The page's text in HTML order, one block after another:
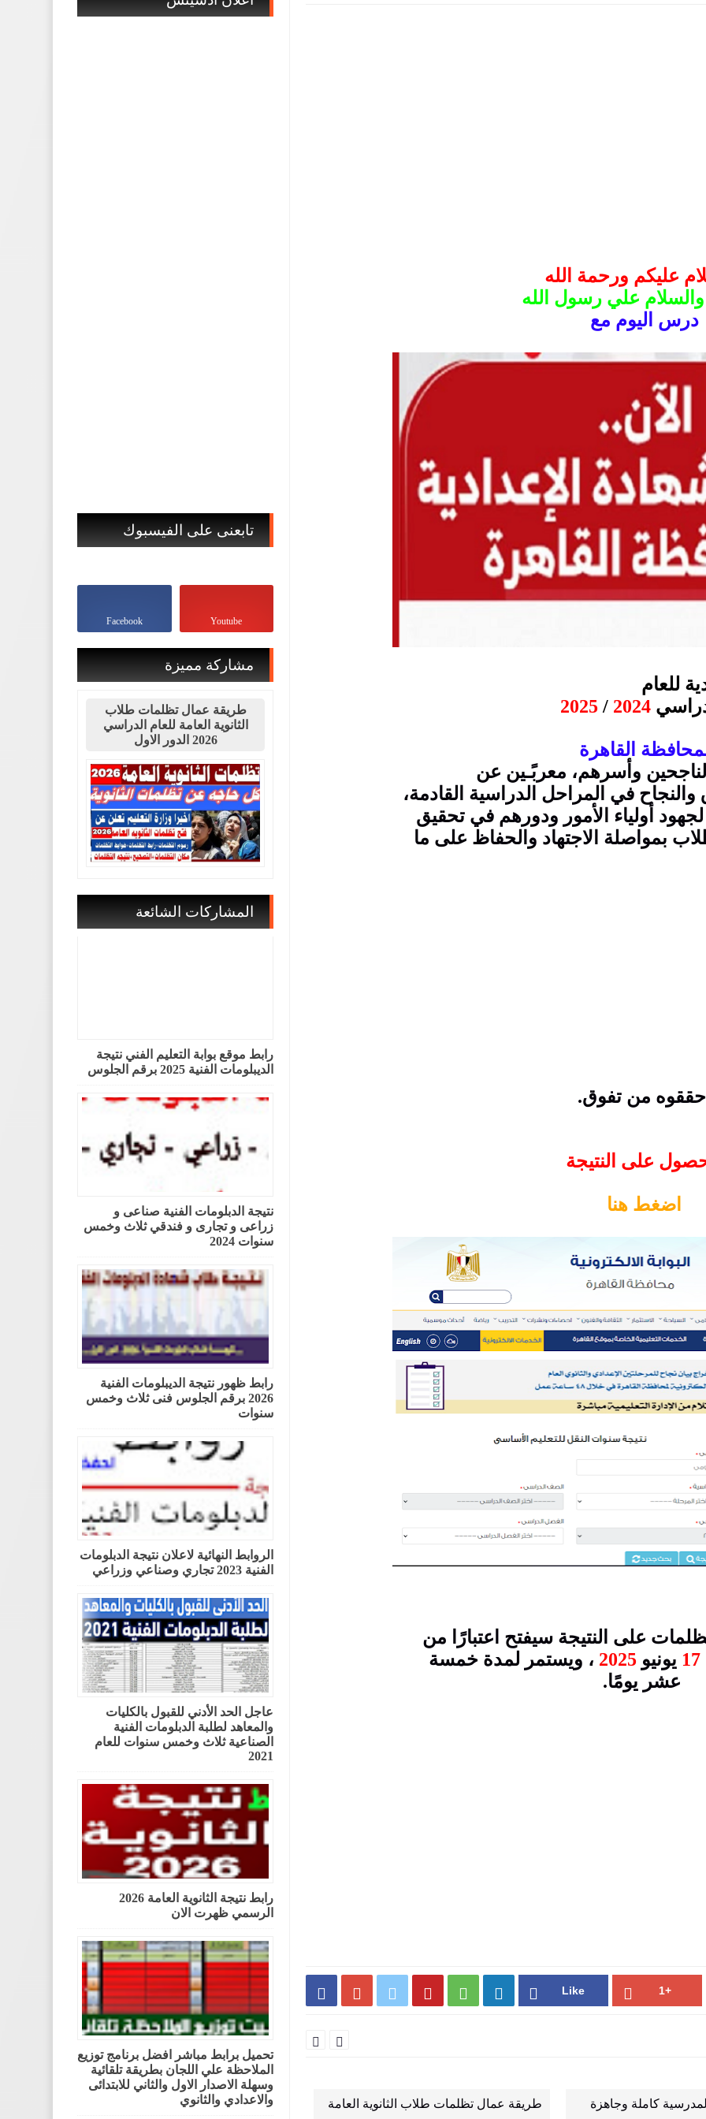
عليكم ورحمة الله
والسلام علي رسول الله
درس اليوم مع
للعام
2024
/
2025
القاهرة
وأسرهم، معربًـين عن
والنجاح في المراحل الدراسية القادمة،
أولياء الأمور ودورهم في تحقيق
بمواصلة الاجتهاد والحفاظ على ما
من تفوق.
على النتيجة
اضغط هنا
على النتيجة سيفتح اعتبارًا من
17 يونيو 2025 ، ويستمر لمدة خمسة
عشر يومًا.
     
طريقة عمال تظلمات طلاب الثانوية العامة كاملة وجاهزة
 
تابعنى على الفيسبوك
Youtube
Facebook
مشاركة مميزة
طريقة عمال تظلمات طلاب
الثانوية العامة للعام الدراسي
2026 الدور الاول
المشاركات الشائعة
رابط موقع بوابة التعليم الفني نتيجة
الديبلومات الفنية 2025 برقم الجلوس
نتيجة الدبلومات الفنية صناعى و
زراعى و تجارى و فندقي ثلاث وخمس
سنوات 2024
رابط ظهور نتيجة الديبلومات الفنية
2026 برقم الجلوس فنى ثلاث وخمس
سنوات
الروابط النهائية لاعلان نتيجة الدبلومات
الفنية 2023 تجاري وصناعي وزراعي
عاجل الحد الأدني للقبول بالكليات
والمعاهد لطلبة الدبلومات الفنية
الصناعية ثلاث وخمس سنوات للعام
2021
رابط نتيجة الثانوية العامة 2026
الرسمي ظهرت الان
تحميل برابط مباشر افضل برنامج توزيع
الملاحظة علي اللجان بطريقة تلقائية
وسهلة الاصدار الاول والثاني للابتدائى
والاعدادي والثانوي